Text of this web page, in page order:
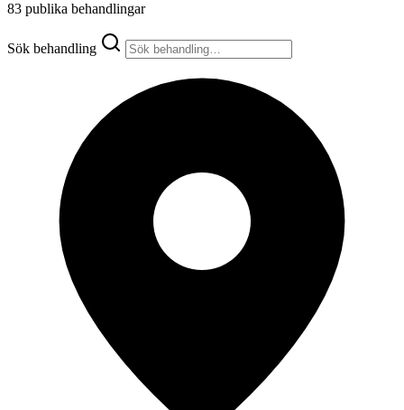
83 publika behandlingar
Sök behandling